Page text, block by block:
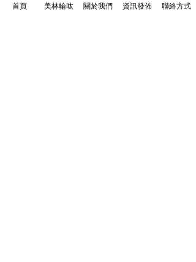
首頁 美林輪呔 關於我們 資訊發佈 聯絡方式